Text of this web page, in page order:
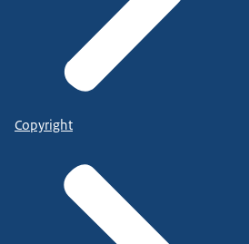
Copyright